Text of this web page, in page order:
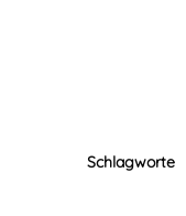
Schlagworte